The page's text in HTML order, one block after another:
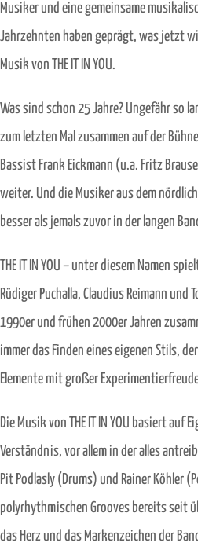
Musiker und eine gemeinsame
Jahrzehnten haben geprägt, was jetzt
Musik von THE IT IN YOU.
Was sind schon 25 Jahre? Ungefähr so
zum letzten Mal zusammen auf der
Bassist Frank Eickmann (u.a. Fritz
weiter. Und die Musiker aus dem
besser als jemals zuvor in der langen
THE IT IN YOU – unter diesem Namen
Rüdiger Puchalla, Claudius Reimann und
1990er und frühen 2000er Jahren
immer das Finden eines eigenen Stils,
Elemente mit großer
Die Musik von THE IT IN YOU basiert
Verständnis, vor allem in der alles
Pit Podlasly (Drums) und Rainer Köhler
polyrhythmischen Grooves bereits seit
das Herz und das Markenzeichen der